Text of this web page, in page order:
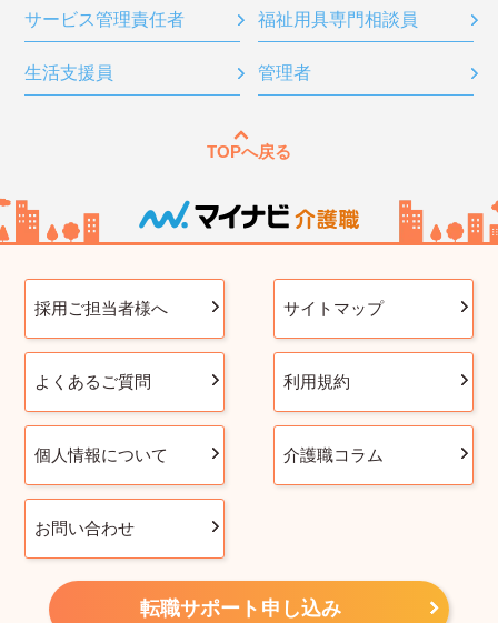
サービス管理責任者 福祉用具専門相談員
生活支援員 管理者
TOPへ戻る
採用ご担当者様へ サイトマップ
よくあるご質問 利用規約
個人情報について 介護職コラム
お問い合わせ
転職サポート申し込み